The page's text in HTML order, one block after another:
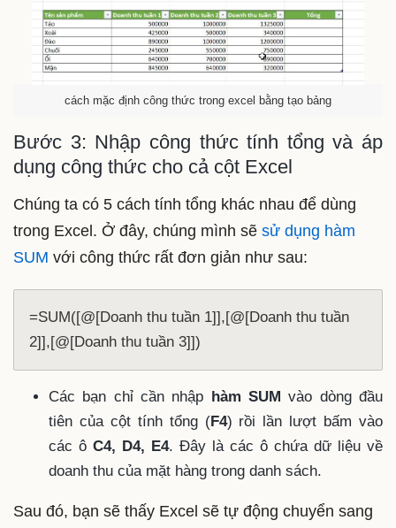
cách mặc định công thức trong excel bằng tạo bảng
Bước 3: Nhập công thức tính tổng và áp
dụng công thức cho cả cột Excel
Chúng ta có 5 cách tính tổng khác nhau để dùng
trong Excel. Ở đây, chúng mình sẽ sử dụng hàm
SUM với công thức rất đơn giản như sau:
=SUM([@[Doanh thu tuần 1]],[@[Doanh thu tuần
2]],[@[Doanh thu tuần 3]])
Các bạn chỉ cần nhập hàm SUM vào dòng đầu
tiên của cột tính tổng (F4) rồi lần lượt bấm vào
các ô C4, D4, E4. Đây là các ô chứa dữ liệu về
doanh thu của mặt hàng trong danh sách.
Sau đó, bạn sẽ thấy Excel sẽ tự động chuyển sang